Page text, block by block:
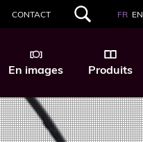
CONTACT
RECHERCHER
WEB
FR EN
En images Produits